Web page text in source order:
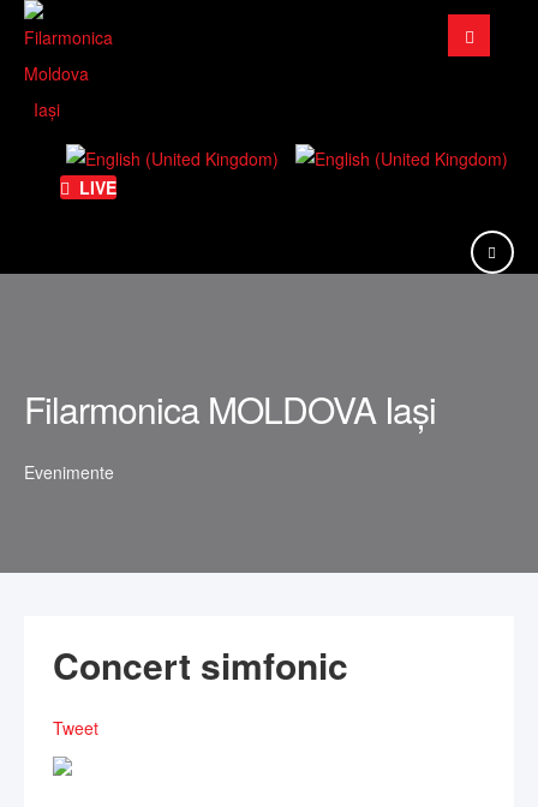
Căutare
...
LIVE
Filarmonica MOLDOVA Iași
Evenimente
Concert simfonic
Tweet